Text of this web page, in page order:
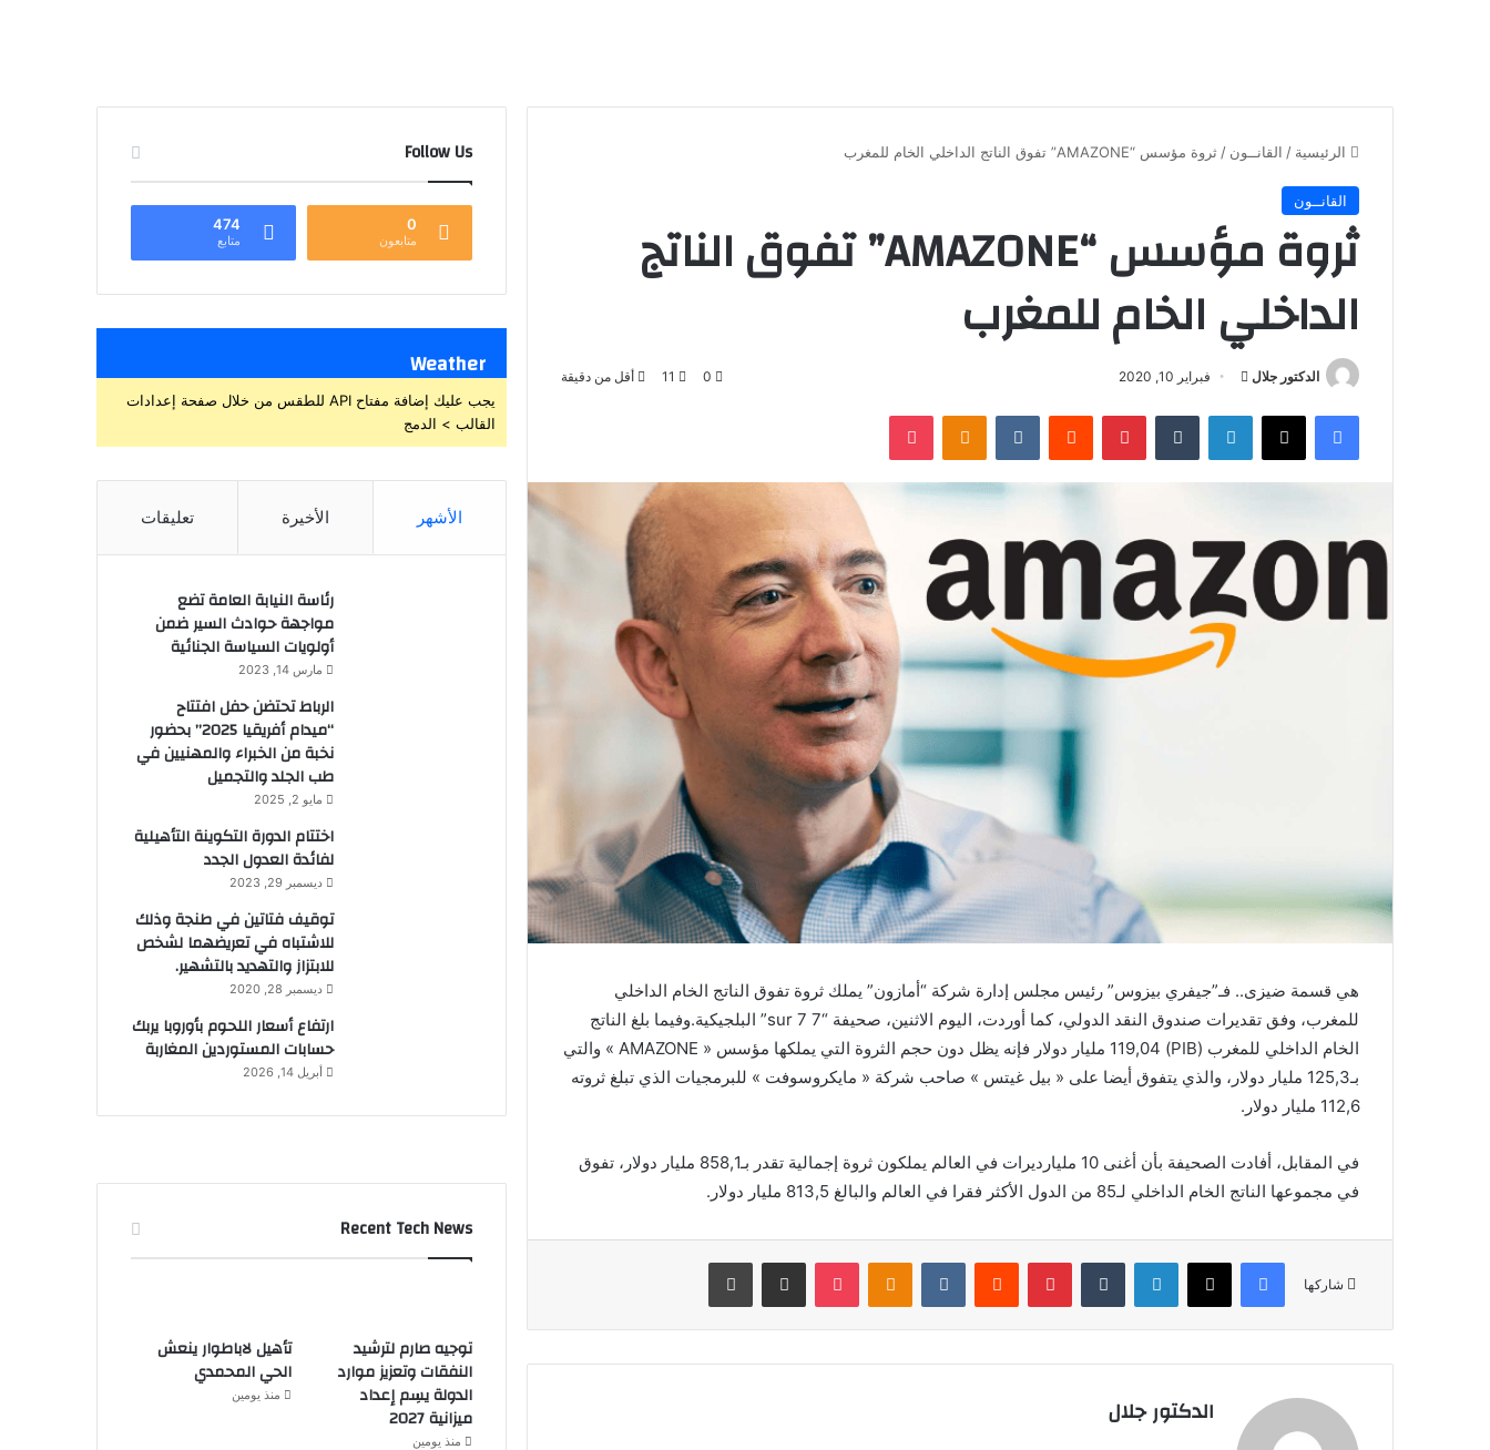
الرئيسية / القانــون / ثروة مؤسس “AMAZONE” تفوق الناتج الداخلي الخام للمغرب
القانــون
ثروة مؤسس “AMAZONE” تفوق الناتج
الداخلي الخام للمغرب
الدكتور جلال
أرسل
إلكترونيا
فبراير 10, 2020 0
11 أقل من دقيقة
فيسبوك X لينكدإن بينتيريست Odnoklassniki
بوكيت
هي قسمة ضيزى.. فـ”جيفري بيزوس” رئيس مجلس إدارة شركة “أمازون” يملك ثروة تفوق الناتج الخام الداخلي
للمغرب، وفق تقديرات صندوق النقد الدولي، كما أوردت، اليوم الاثنين، صحيفة “7 sur 7” البلجيكية.وفيما بلغ الناتج
الخام الداخلي للمغرب (PIB) 119,04 مليار دولار فإنه يظل دون حجم الثروة التي يملكها مؤسس « AMAZONE » والتي
بـ125,3 مليار دولار، والذي يتفوق أيضا على « بيل غيتس » صاحب شركة « مايكروسوفت » للبرمجيات الذي تبلغ ثروته
112,6 مليار دولار.
في المقابل، أفادت الصحيفة بأن أغنى 10 مليارديرات في العالم يملكون ثروة إجمالية تقدر بـ858,1 مليار دولار، تفوق
في مجموعها الناتج الخام الداخلي لـ85 من الدول الأكثر فقرا في العالم والبالغ 813,5 مليار دولار.
شاركها
فيسبوك X لينكدإن بينتيريست Odnoklassniki
بوكيت مشاركة عبر البريد طباعة
الدكتور جلال
Follow Us
0
متابعون
474
متابع
Weather
يجب عليك إضافة مفتاح API للطقس من خلال صفحة إعدادات
القالب > الدمج
الأشهر الأخيرة تعليقات
رئاسة النيابة العامة تضع
مواجهة حوادث السير ضمن
أولويات السياسة الجنائية
مارس 14, 2023
الرباط تحتضن حفل افتتاح
“ميدام أفريقيا 2025” بحضور
نخبة من الخبراء والمهنيين في
طب الجلد والتجميل
مايو 2, 2025
اختتام الدورة التكوينة التأهيلية
لفائدة العدول الجدد
ديسمبر 29, 2023
توقيف فتاتين في طنجة وذلك
للاشتباه في تعريضهما لشخص
للابتزاز والتهديد بالتشهير.
ديسمبر 28, 2020
ارتفاع أسعار اللحوم بأوروبا يربك
حسابات المستوردين المغاربة
أبريل 14, 2026
Recent Tech News
توجيه صارم لترشيد
النفقات وتعزيز موارد
الدولة يسِم إعداد
ميزانية 2027
منذ يومين
تأهيل لاباطوار ينعش
الحي المحمدي
منذ يومين